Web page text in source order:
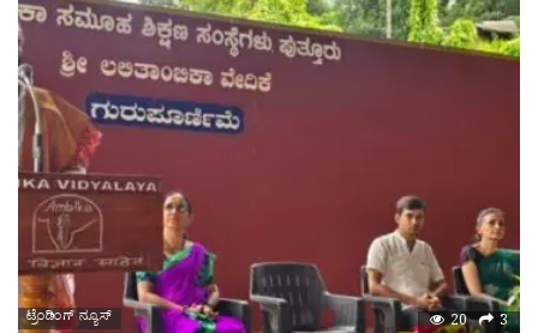
ಟ್ರೆಂಡಿಂಗ್ ನ್ಯೂಸ್ 20 3